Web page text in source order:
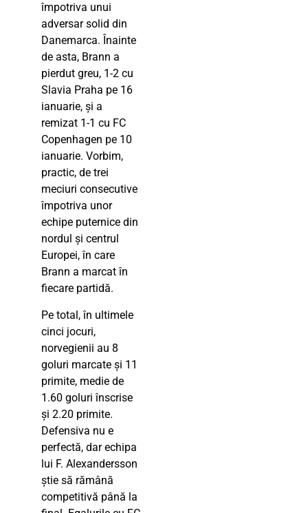
împotriva unui
adversar solid din
Danemarca. Înainte
de asta, Brann a
pierdut greu, 1-2 cu
Slavia Praha pe 16
ianuarie, și a
remizat 1-1 cu FC
Copenhagen pe 10
ianuarie. Vorbim,
practic, de trei
meciuri consecutive
împotriva unor
echipe puternice din
nordul și centrul
Europei, în care
Brann a marcat în
fiecare partidă.
Pe total, în ultimele
cinci jocuri,
norvegienii au 8
goluri marcate și 11
primite, medie de
1.60 goluri înscrise
și 2.20 primite.
Defensiva nu e
perfectă, dar echipa
lui F. Alexandersson
știe să rămână
competitivă până la